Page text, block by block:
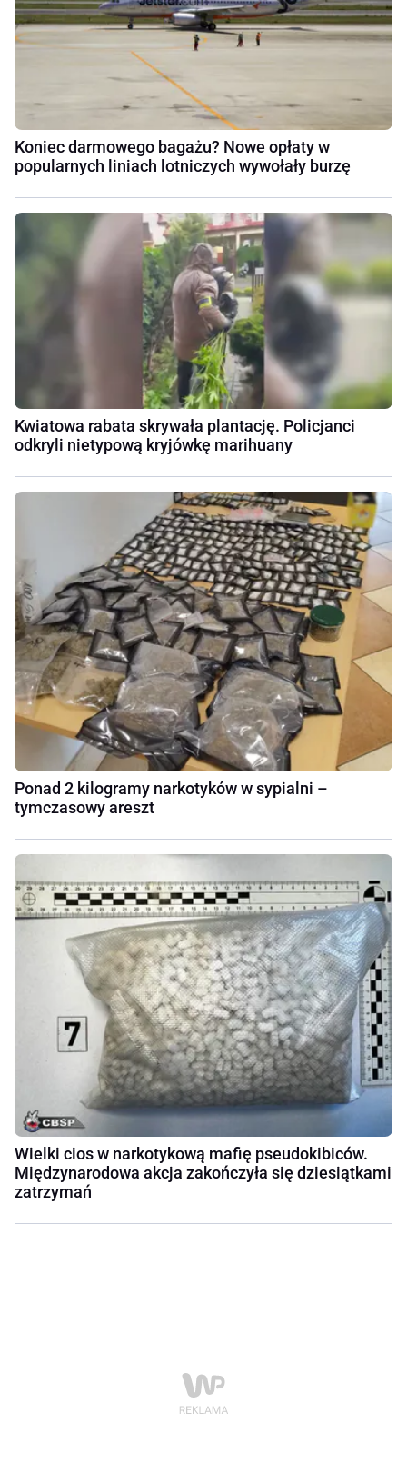
Koniec darmowego bagażu? Nowe opłaty w
popularnych liniach lotniczych wywołały burzę
Kwiatowa rabata skrywała plantację. Policjanci
odkryli nietypową kryjówkę marihuany
Ponad 2 kilogramy narkotyków w sypialni –
tymczasowy areszt
Wielki cios w narkotykową mafię pseudokibiców.
Międzynarodowa akcja zakończyła się dziesiątkami
zatrzymań